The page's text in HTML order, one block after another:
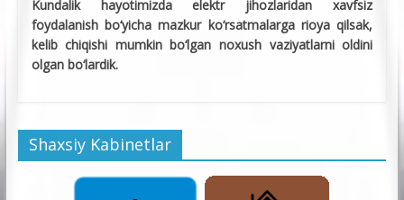
Kundalik hayotimizda elektr jihozlaridan xavfsiz
foydalanish bo‘yicha mazkur ko‘rsatmalarga rioya qilsak,
kelib chiqishi mumkin bo‘lgan noxush vaziyatlarni oldini
olgan bo‘lardik.
Shaxsiy Kabinetlar